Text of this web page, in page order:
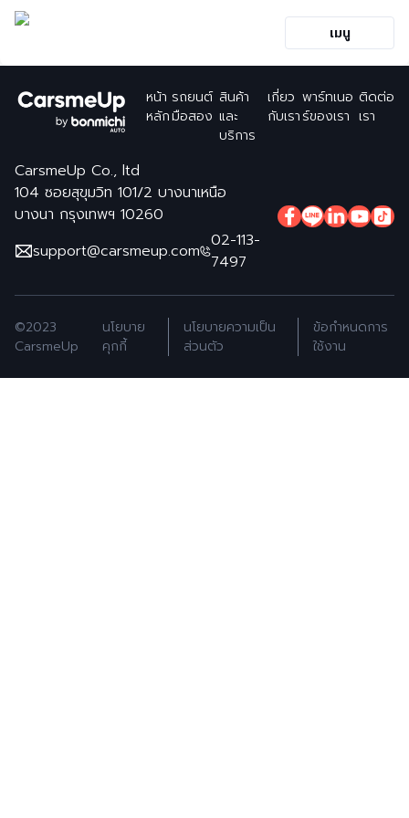
เมนู
หน้า
หลัก
รถยนต์
มือสอง
สินค้า
และ
บริการ
เกี่ยว
กับเรา
พาร์ทเนอ
ร์ของเรา
ติดต่อ
เรา
CarsmeUp Co., ltd
104 ซอยสุขุมวิท 101/2 บางนาเหนือ
บางนา กรุงเทพฯ 10260
support@carsmeup.com 02-113-
7497
©2023
CarsmeUp
นโยบาย
คุกกี้
นโยบายความเป็น
ส่วนตัว
ข้อกำหนดการ
ใช้งาน